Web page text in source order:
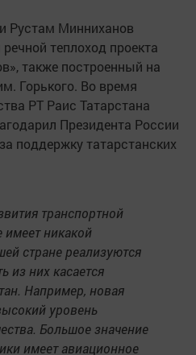
Рустам Минниханов
теплоход проекта
также построенный на
Горького. Во время
РТ Раис Татарстана
Президента России
поддержку татарстанских
транспортной
имеет никакой
стране реализуются
из них касается
Например, новая
уровень
Большое значение
имеет авиационное